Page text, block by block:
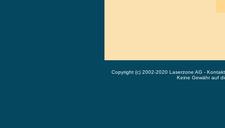
Copyright (c) 2002-2020 Laserzone AG -
Keine Gewähr auf